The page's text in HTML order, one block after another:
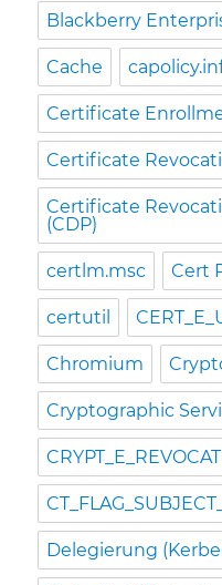
Blackberry
Cache
Certificate
Certificate
Certificate
(CDP)
certlm.msc Cert
certutil
Chromium
Cryptographic
Delegierung